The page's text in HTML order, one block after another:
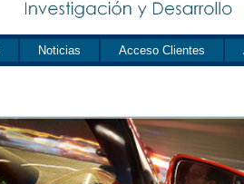
Noticias Acceso Clientes